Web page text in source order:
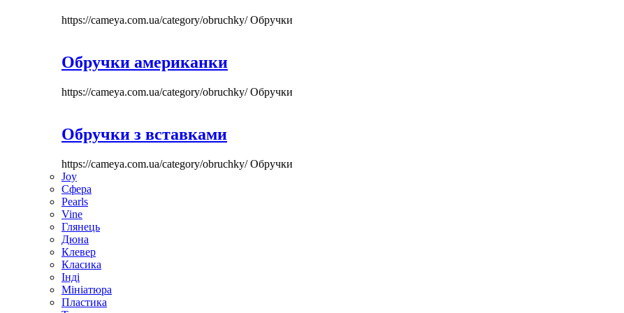
https://cameya.com.ua/category/obruchky/Обручки
Обручки американки
https://cameya.com.ua/category/obruchky/Обручки
Обручки з вставками
https://cameya.com.ua/category/obruchky/Обручки
Joy
Сфера
Pearls
Vine
Глянець
Дюна
Клевер
Класика
Інді
Мініатюра
Пластика